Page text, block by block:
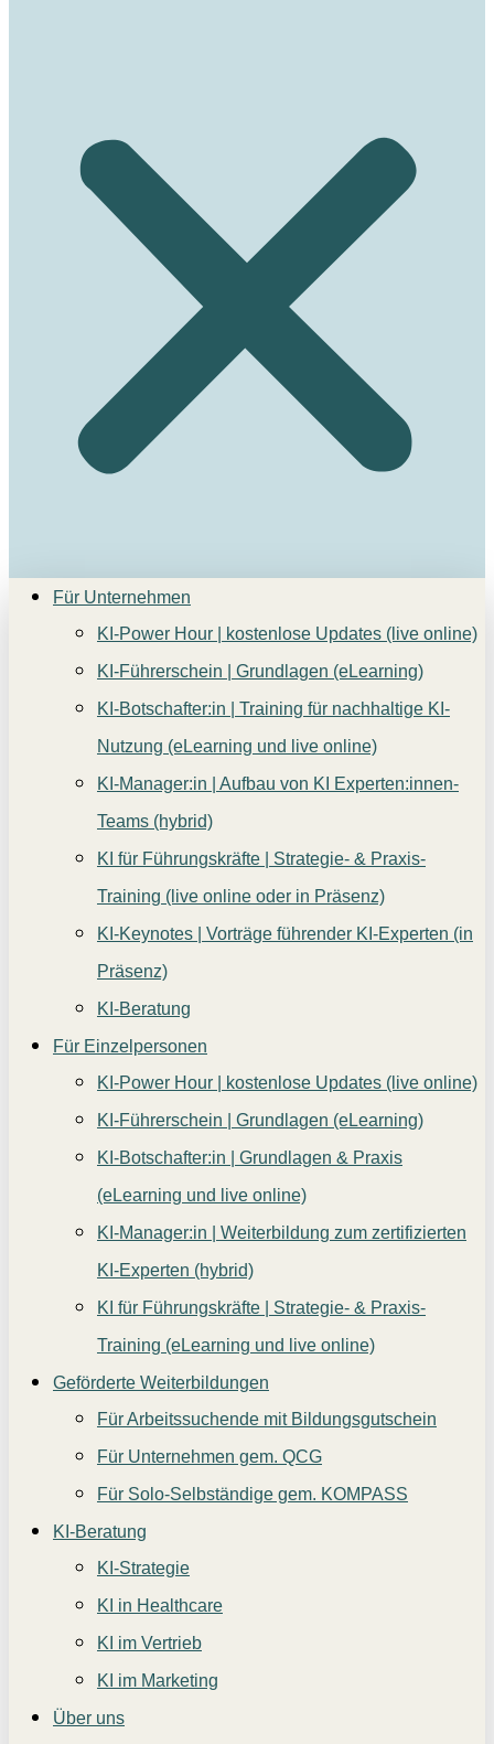
Für Unternehmen
KI-Power Hour | kostenlose Updates (live online)
KI-Führerschein | Grundlagen (eLearning)
KI-Botschafter:in | Training für nachhaltige KI-
Nutzung (eLearning und live online)
KI-Manager:in | Aufbau von KI Experten:innen-
Teams (hybrid)
KI für Führungskräfte | Strategie- & Praxis-
Training (live online oder in Präsenz)
KI-Keynotes | Vorträge führender KI-Experten (in
Präsenz)
KI-Beratung
Für Einzelpersonen
KI-Power Hour | kostenlose Updates (live online)
KI-Führerschein | Grundlagen (eLearning)
KI-Botschafter:in | Grundlagen & Praxis
(eLearning und live online)
KI-Manager:in | Weiterbildung zum zertifizierten
KI-Experten (hybrid)
KI für Führungskräfte | Strategie- & Praxis-
Training (eLearning und live online)
Geförderte Weiterbildungen
Für Arbeitssuchende mit Bildungsgutschein
Für Unternehmen gem. QCG
Für Solo-Selbständige gem. KOMPASS
KI-Beratung
KI-Strategie
KI in Healthcare
KI im Vertrieb
KI im Marketing
Über uns